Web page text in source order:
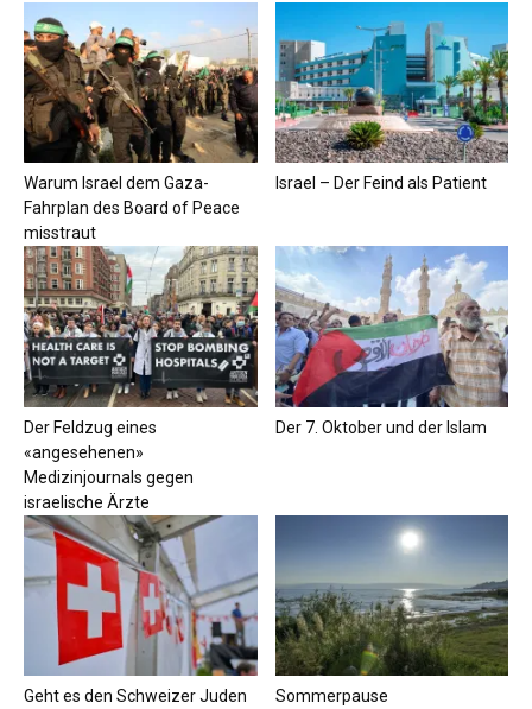
Warum Israel dem Gaza-
Fahrplan des Board of Peace
misstraut
Israel – Der Feind als Patient
Der Feldzug eines
«angesehenen»
Medizinjournals gegen
israelische Ärzte
Der 7. Oktober und der Islam
Geht es den Schweizer Juden
Sommerpause